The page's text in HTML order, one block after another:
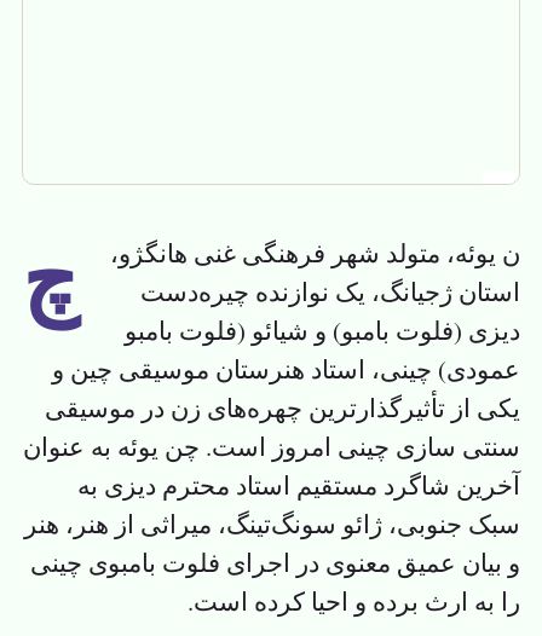
چ
ن یوئه، متولد شهر فرهنگی غنی هانگژو،
استان ژجیانگ، یک نوازنده چیره‌دست
دیزی (فلوت بامبو) و شیائو (فلوت بامبو
عمودی) چینی، استاد هنرستان موسیقی چین و
یکی از تأثیرگذارترین چهره‌های زن در موسیقی
سنتی سازی چینی امروز است. چن یوئه به عنوان
آخرین شاگرد مستقیم استاد محترم دیزی به
سبک جنوبی، ژائو سونگ‌تینگ، میراثی از هنر، هنر
و بیان عمیق معنوی در اجرای فلوت بامبوی چینی
را به ارث برده و احیا کرده است.